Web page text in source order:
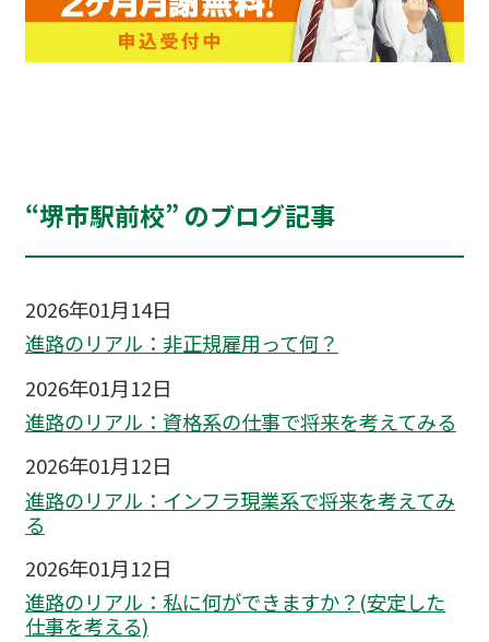
“堺市駅前校” のブログ記事
2026年01月14日
進路のリアル：非正規雇用って何？
2026年01月12日
進路のリアル：資格系の仕事で将来を考えてみる
2026年01月12日
進路のリアル：インフラ現業系で将来を考えてみ
る
2026年01月12日
進路のリアル：私に何ができますか？(安定した
仕事を考える)